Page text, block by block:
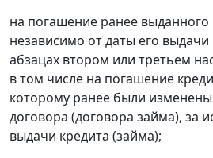
на погашение ранее выданного
независимо от даты его
абзацах втором или третьем
в том числе на погашение
которому ранее были изменены
договора (договора займа), за
выдачи кредита (займа);